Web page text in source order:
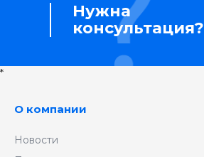
Нужна
консультация?
*
О компании
Новости